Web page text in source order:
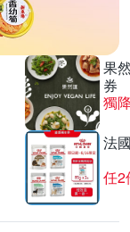
果
券
獨
法
任2